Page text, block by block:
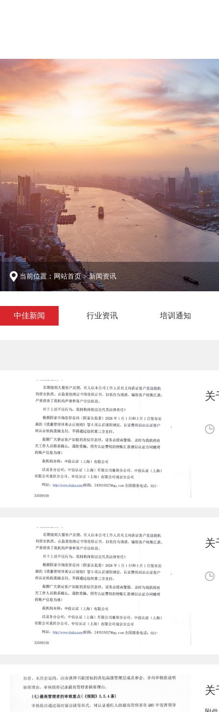
当前位置： 网站首页>新闻资讯
中佳新闻 行业资讯 培训通知